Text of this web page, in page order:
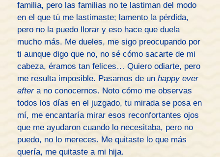
familia, pero las familias no te lastiman del modo
en el que tú me lastimaste; lamento la pérdida,
pero no la puedo llorar y eso hace que duela
mucho más. Me dueles, me sigo preocupando por
ti aunque digo que no, no sé cómo sacarte de mi
cabeza, éramos tan felices… Quiero odiarte, pero
me resulta imposible. Pasamos de un happy ever
aftera no conocernos. Noto cómo me observas
todos los días en el juzgado, tu mirada se posa en
mí, me encantaría mirar esos reconfortantes ojos
que me ayudaron cuando lo necesitaba, pero no
puedo, no lo mereces. Me quitaste lo que más
quería, me quitaste a mi hija.